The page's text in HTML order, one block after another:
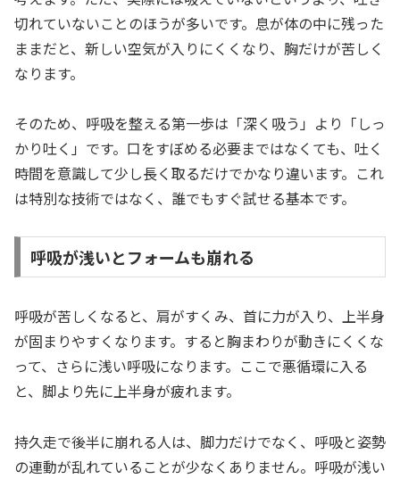
切れていないことのほうが多いです。息が体の中に残った
ままだと、新しい空気が入りにくくなり、胸だけが苦しく
なります。
そのため、呼吸を整える第一歩は「深く吸う」より「しっ
かり吐く」です。口をすぼめる必要まではなくても、吐く
時間を意識して少し長く取るだけでかなり違います。これ
は特別な技術ではなく、誰でもすぐ試せる基本です。
呼吸が浅いとフォームも崩れる
呼吸が苦しくなると、肩がすくみ、首に力が入り、上半身
が固まりやすくなります。すると胸まわりが動きにくくな
って、さらに浅い呼吸になります。ここで悪循環に入る
と、脚より先に上半身が疲れます。
持久走で後半に崩れる人は、脚力だけでなく、呼吸と姿勢
の連動が乱れていることが少なくありません。呼吸が浅い